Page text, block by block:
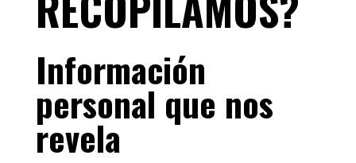
Información
personal que nos
revela